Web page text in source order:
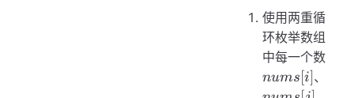
使用两重循
环枚举数组
中每一个数
nums [i]、